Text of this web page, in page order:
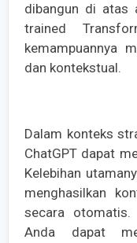
dibangun di atas
trained
kemampuannya
dan kontekstual.
Dalam konteks
ChatGPT dapat
Kelebihan
menghasilkan
secara otomatis.
Anda dapat